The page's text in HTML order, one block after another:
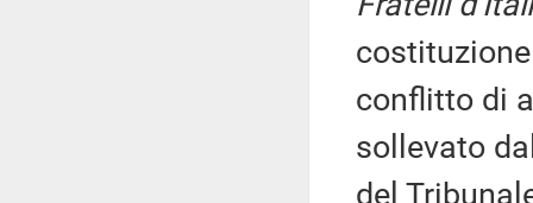
conflitto di
sollevato
del